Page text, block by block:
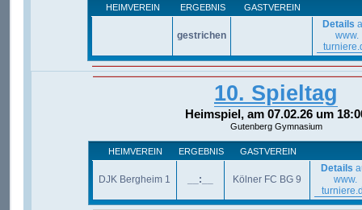
HEIMVEREIN ERGEBNIS GASTVEREIN
gestrichen
Details
www.
10. Spieltag
Heimspiel, am 07.02.26 um
Gutenberg Gymnasium
HEIMVEREIN ERGEBNIS GASTVEREIN
DJK Bergheim 1 __:__ Kölner FC BG 9
Details
www.